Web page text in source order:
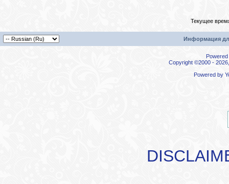
Текущее
Информация
Copyright ©2000 -
Powered by